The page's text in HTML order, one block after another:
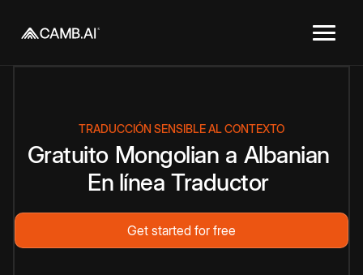
TRADUCCIÓN SENSIBLE AL CONTEXTO
Gratuito Mongolian a Albanian
En línea Traductor
Get started for free